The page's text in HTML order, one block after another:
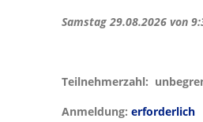
Samstag 29.08.2026 von
Teilnehmerzahl:
Anmeldung: erforderlich